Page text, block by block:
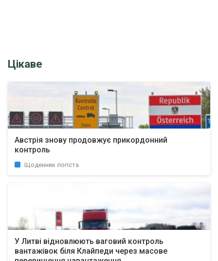
Цікаве
Австрія знову продовжує прикордонний
контроль
Щоденник логіста
У Литві відновлюють ваговий контроль
вантажівок біля Клайпеди через масове